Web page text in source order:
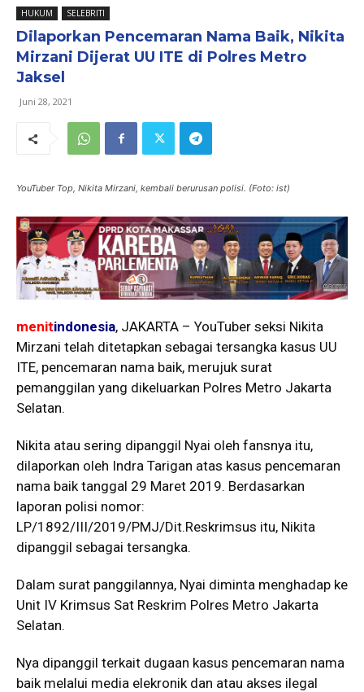
HUKUM SELEBRITI
Dilaporkan Pencemaran Nama Baik, Nikita
Mirzani Dijerat UU ITE di Polres Metro
Jaksel
Juni 28, 2021
YouTuber Top, Nikita Mirzani, kembali berurusan polisi. (Foto: ist)
menitindonesia, JAKARTA – YouTuber seksi Nikita
Mirzani telah ditetapkan sebagai tersangka kasus UU
ITE, pencemaran nama baik, merujuk surat
pemanggilan yang dikeluarkan Polres Metro Jakarta
Selatan.
Nikita atau sering dipanggil Nyai oleh fansnya itu,
dilaporkan oleh Indra Tarigan atas kasus pencemaran
nama baik tanggal 29 Maret 2019. Berdasarkan
laporan polisi nomor:
LP/1892/III/2019/PMJ/Dit.Reskrimsus itu, Nikita
dipanggil sebagai tersangka.
Dalam surat panggilannya, Nyai diminta menghadap ke
Unit IV Krimsus Sat Reskrim Polres Metro Jakarta
Selatan.
Nya dipanggil terkait dugaan kasus pencemaran nama
baik melalui media elekronik dan atau akses ilegal